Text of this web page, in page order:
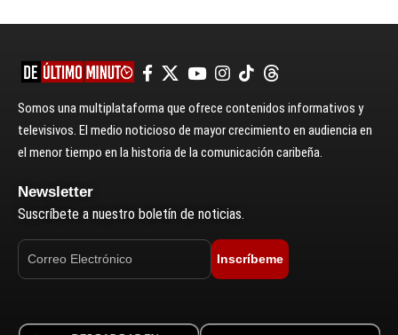
Somos una multiplataforma que ofrece contenidos informativos y
televisivos. El medio noticioso de mayor crecimiento en audiencia en
el menor tiempo en la historia de la comunicación caribeña.
Newsletter
Suscríbete a nuestro boletín de noticias.
Inscríbeme